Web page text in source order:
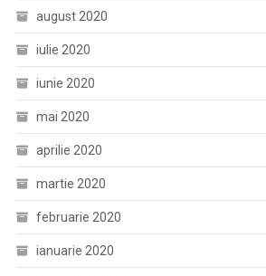
august 2020
iulie 2020
iunie 2020
mai 2020
aprilie 2020
martie 2020
februarie 2020
ianuarie 2020